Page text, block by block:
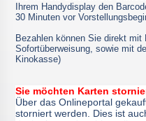
Ihrem Handydisplay den
30 Minuten vor
Bezahlen können Sie direkt
Sofortüberweisung, sowie mit
Kinokasse)
Sie möchten Karten
Über das Onlineportal
storniert werden. Dies ist